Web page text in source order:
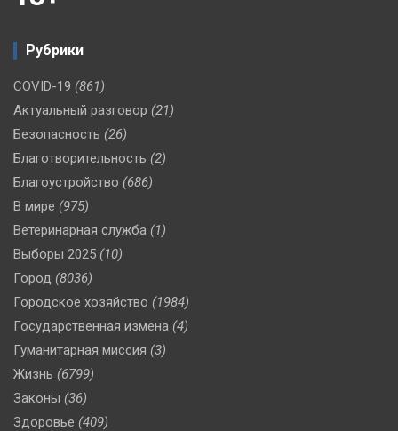
Рубрики
COVID-19 (861)
Актуальный разговор (21)
Безопасность (26)
Благотворительность (2)
Благоустройство (686)
В мире (975)
Ветеринарная служба (1)
Выборы 2025 (10)
Город (8036)
Городское хозяйство (1984)
Государственная измена (4)
Гуманитарная миссия (3)
Жизнь (6799)
Законы (36)
Здоровье (409)